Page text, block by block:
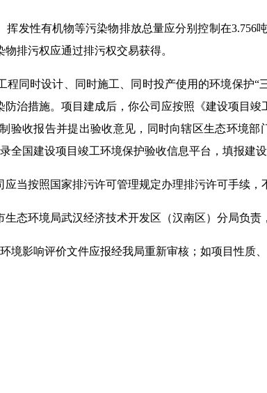
发性有机物等污染物排放总量应分别控制在3.756
排污权应通过排污权交易获得。
同时设计、同时施工、同时投产使用的环境保护
治措施。项目建成后，你公司应按照《建设项目
验收报告并提出验收意见，同时向辖区生态环境
全国建设项目竣工环境保护验收信息平台，填报建
当按照国家排污许可管理规定办理排污许可手续，
态环境局武汉经济技术开发区（汉南区）分局负责
境影响评价文件应报经我局重新审核；如项目性质